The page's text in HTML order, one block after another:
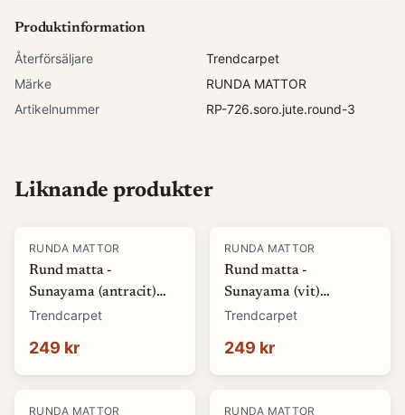
Produktinformation
Återförsäljare
Trendcarpet
Märke
RUNDA MATTOR
Artikelnummer
RP-726.soro.jute.round-3
Liknande produkter
RUNDA MATTOR
Rund matta -
Sunayama (antracit)
(Storlek: Ø 80 cm)
Trendcarpet
249 kr
RUNDA MATTOR
Rund matta -
Sunayama (vit)
(Storlek: Ø 80 cm)
Trendcarpet
249 kr
RUNDA MATTOR RUNDA MATTOR